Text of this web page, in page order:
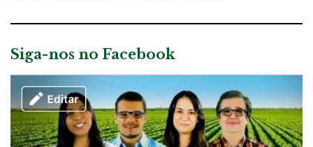
Siga-nos no Facebook